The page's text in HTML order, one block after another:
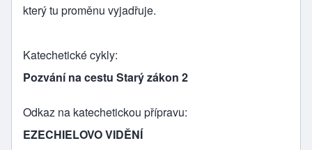
který tu proměnu vyjadřuje.
Katechetické cykly
Pozvání na cestu Starý zákon 2
Odkaz na katechetickou přípravu
EZECHIELOVO VIDĚNÍ